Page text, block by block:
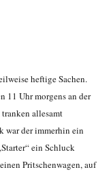
heftige Sachen.
11 Uhr morgens an der
tranken allesamt
war der immerhin ein
ein Schluck
Pritschenwagen, auf